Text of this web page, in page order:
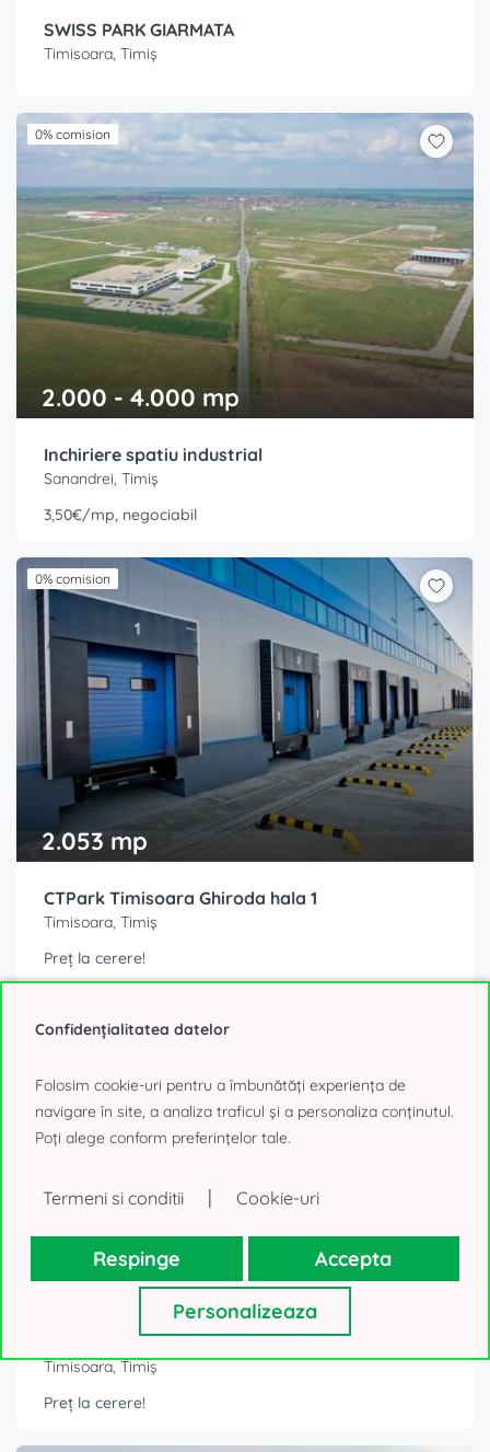
SWISS PARK GIARMATA
Timisoara, Timiș
0% comision
2.000 - 4.000 mp
Inchiriere spatiu industrial
Sanandrei, Timiș
3,50€/mp, negociabil
0% comision
2.053 mp
CTPark Timisoara Ghiroda hala 1
Timisoara, Timiș
Preț la cerere!
0% comision
3.000 - 13.468 mp
CTPark Timisoara Ghiroda hala 6
Timisoara, Timiș
Preț la cerere!
Confidențialitatea datelor
Folosim cookie-uri pentru a îmbunătăți experiența de
navigare în site, a analiza traficul și a personaliza conținutul.
Poți alege conform preferințelor tale.
Termeni si conditii | Cookie-uri
Respinge Accepta
Personalizeaza